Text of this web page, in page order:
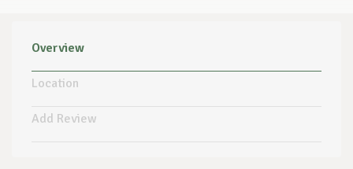
Overview
Location
Add Review